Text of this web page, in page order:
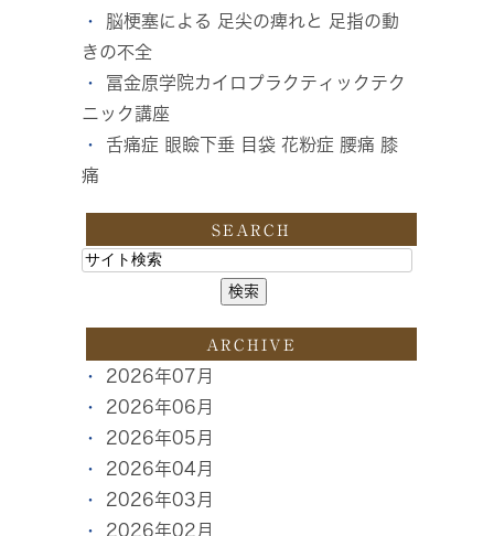
脳梗塞による 足尖の痺れと 足指の動
きの不全
冨金原学院カイロプラクティックテク
ニック講座
舌痛症 眼瞼下垂 目袋 花粉症 腰痛 膝
痛
SEARCH
ARCHIVE
2026年07月
2026年06月
2026年05月
2026年04月
2026年03月
2026年02月